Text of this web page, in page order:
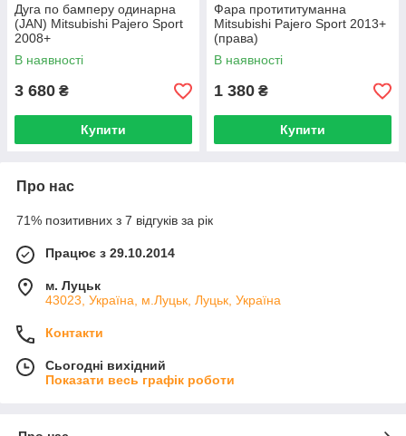
Дуга по бамперу одинарна
(JAN) Mitsubishi Pajero Sport
2008+
В наявності
3 680 ₴
Купити
Фара протититуманна
Mitsubishi Pajero Sport 2013+
(права)
В наявності
1 380 ₴
Купити
Про нас
71% позитивних з 7 відгуків за рік
Працює з 29.10.2014
м. Луцьк
43023, Україна, м.Луцьк, Луцьк, Україна
Контакти
Сьогодні вихідний
Показати весь графік роботи